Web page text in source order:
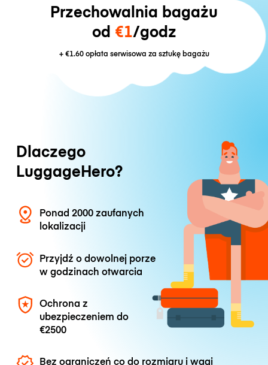
Przechowalnia bagażu
od €1/godz
+€1.60opłata serwisowa za sztukę bagażu
Dlaczego
LuggageHero?
Ponad 2000 zaufanych
lokalizacji
Przyjdź o dowolnej porze
w godzinach otwarcia
Ochrona z
ubezpieczeniem do
€2500
Bez ograniczeń co do rozmiaru i wagi